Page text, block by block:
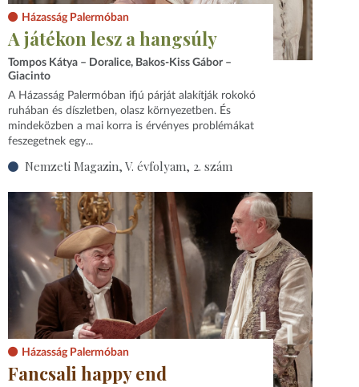
Házasság Palermóban
A játékon lesz a hangsúly
Tompos Kátya – Doralice, Bakos-Kiss Gábor –
Giacinto
A Házasság Palermóban ifjú párját alakítják rokokó
ruhában és díszletben, olasz környezetben. És
mindeközben a mai korra is érvényes problémákat
feszegetnek egy...
Nemzeti Magazin, V. évfolyam, 2. szám
Házasság Palermóban
Fancsali happy end